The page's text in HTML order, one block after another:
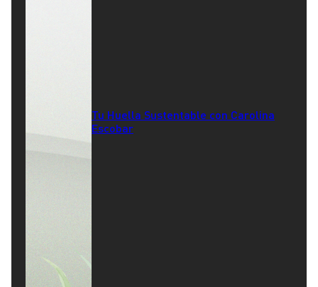
Tu Huella Sustentable con Carolina
Escobar